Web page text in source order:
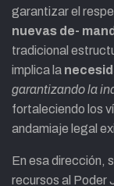
garantizar el
nuevas de-
tradicional
implica la
garantizando la
fortaleciendo los
andamiaje legal
En esa dirección,
recursos al Poder